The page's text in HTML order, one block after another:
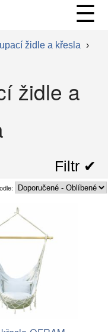
☰
židle a křesla ›
židle a
Filtr ✔︎